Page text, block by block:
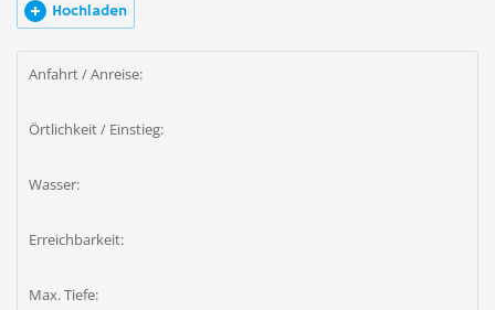
Hochladen
Anfahrt / Anreise:
Örtlichkeit / Einstieg:
Wasser:
Erreichbarkeit:
Max. Tiefe: